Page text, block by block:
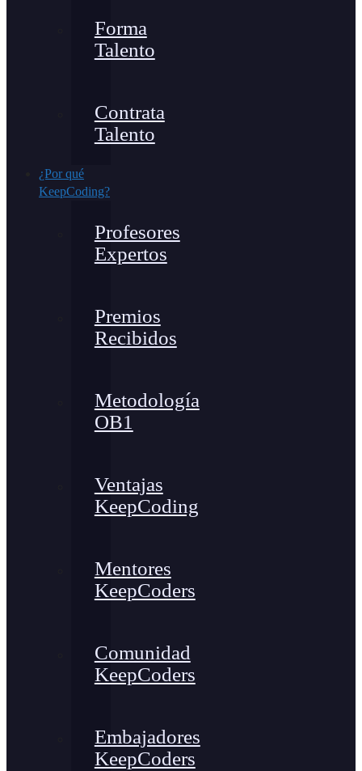
Forma
Talento
Contrata
Talento
¿Por qué
KeepCoding?
Profesores
Expertos
Premios
Recibidos
Metodología
OB1
Ventajas
KeepCoding
Mentores
KeepCoders
Comunidad
KeepCoders
Embajadores
KeepCoders